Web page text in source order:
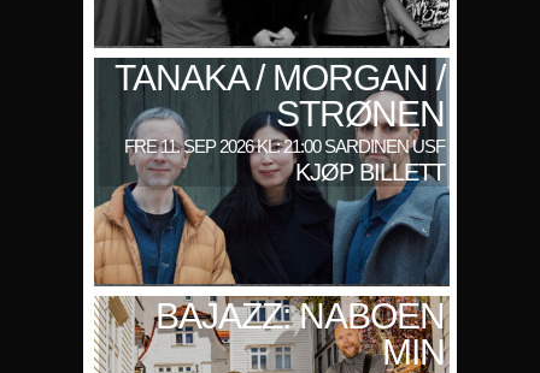
TANAKA / MORGAN /
STRØNEN
FRE 11. SEP 2026 KL: 21:00 SARDINEN USF
KJØP BILLETT
BAJAZZ: NABOEN
MIN